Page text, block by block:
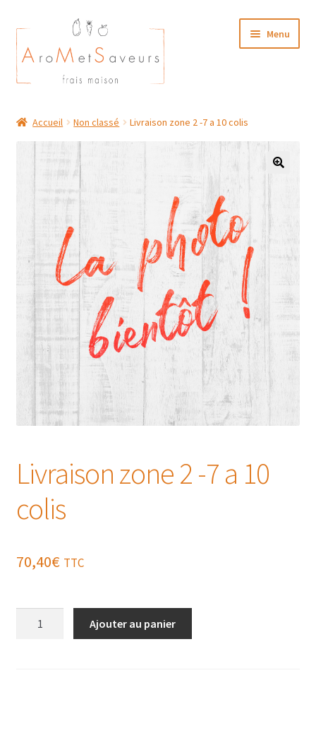
Aller
à
la
navigation
Aller
au
contenu
Menu
Plat du Jour/ Menu Week end
NOS BOUTIQUES
Accueil Non classé Livraison zone 2 -7 a 10 colis
Livraison zone 2 -7 a 10
colis
70,40€ TTC
Ajouter au panier